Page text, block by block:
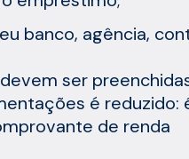
banco, agência,
ser
é reduzido:
de renda